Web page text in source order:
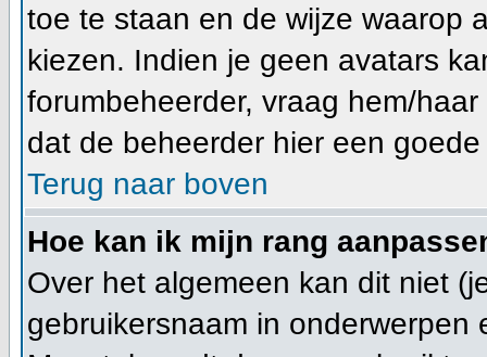
toe te staan en de wijze waarop
kiezen. Indien je geen avatars
forumbeheerder, vraag hem/
dat de beheerder hier een
Terug naar boven
Hoe kan ik mijn rang
Over het algemeen kan dit niet
gebruikersnaam in